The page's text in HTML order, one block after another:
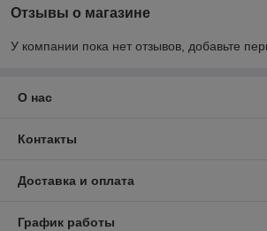
Отзывы о магазине
У компании пока нет отзывов, добавьте
О нас
Контакты
Доставка и оплата
График работы